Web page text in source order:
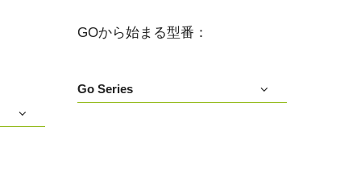
GOから始まる型番：
Go Series